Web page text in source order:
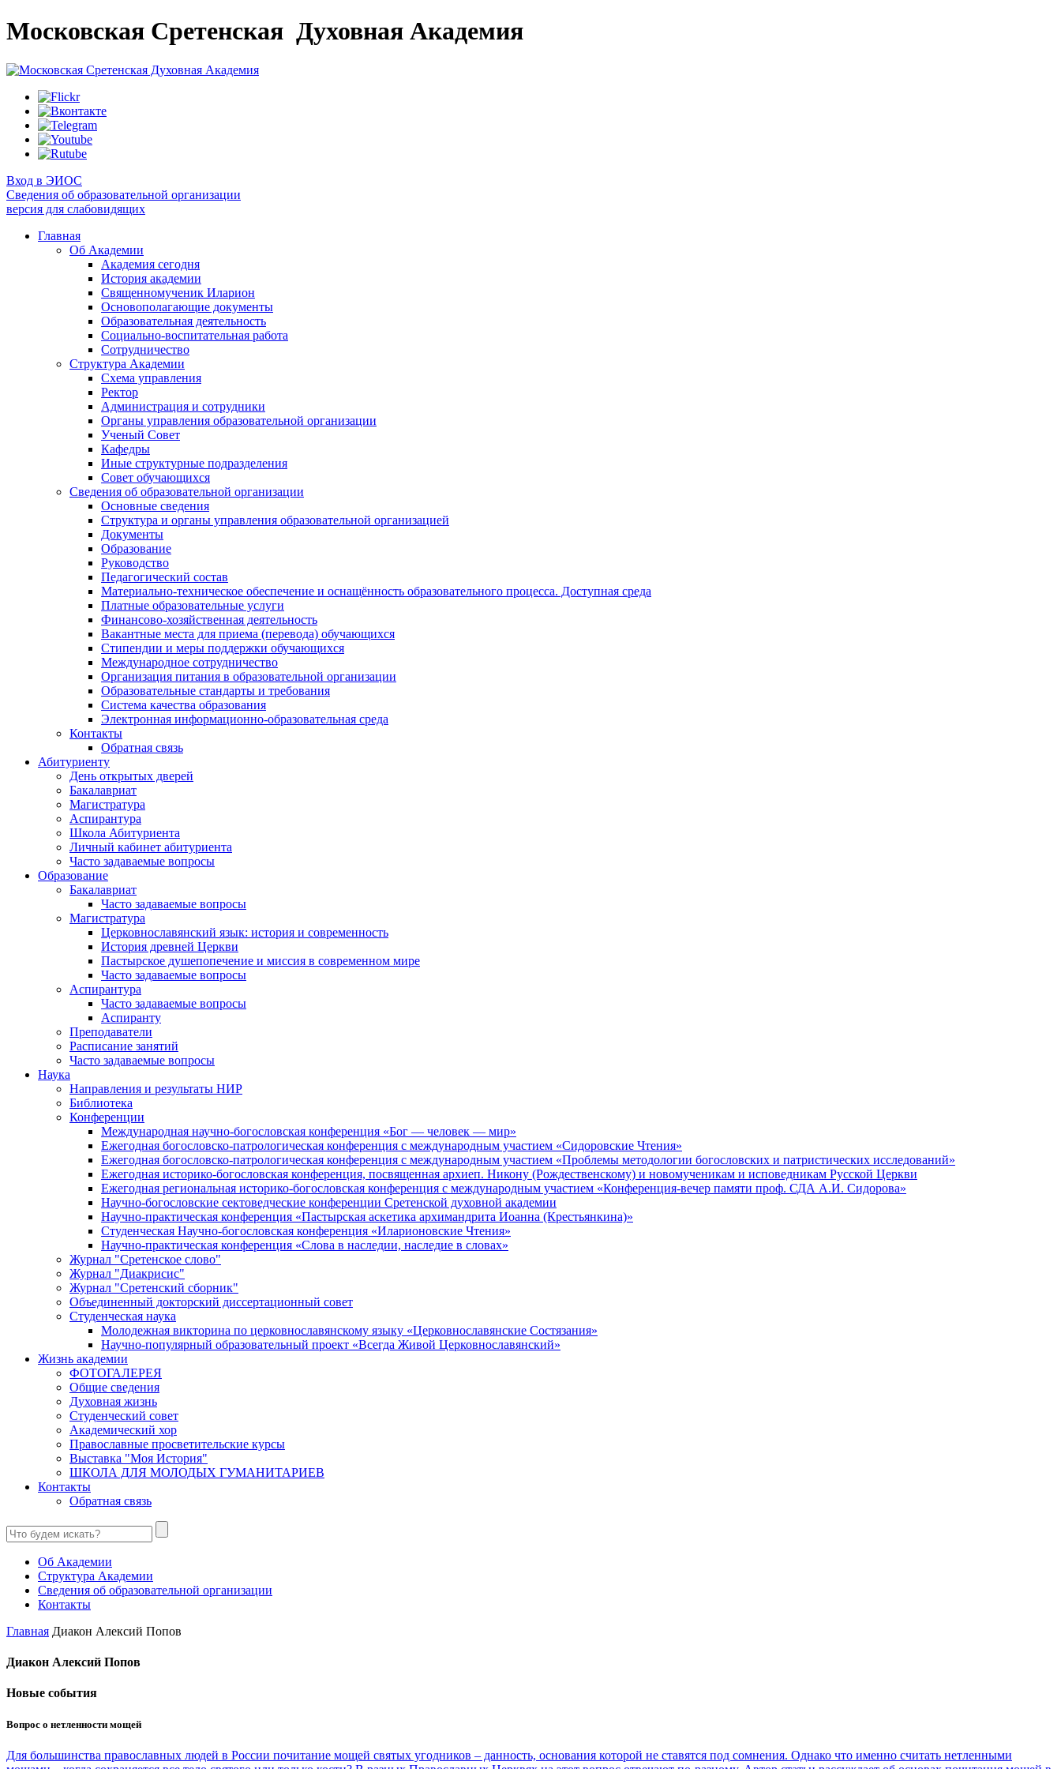
Московская Сретенская Духовная Академия
Вход в ЭИОС
Сведения об образовательной организации
версия для слабовидящих
Главная
Об Академии
Академия сегодня
История академии
Священномученик Иларион
Основополагающие документы
Образовательная деятельность
Социально-воспитательная работа
Сотрудничество
Структура Академии
Схема управления
Ректор
Администрация и сотрудники
Органы управления образовательной организации
Ученый Совет
Кафедры
Иные структурные подразделения
Совет обучающихся
Сведения об образовательной организации
Основные сведения
Структура и органы управления образовательной организацией
Документы
Образование
Руководство
Педагогический состав
Материально-техническое обеспечение и оснащённость образовательного процесса. Доступная среда
Платные образовательные услуги
Финансово-хозяйственная деятельность
Вакантные места для приема (перевода) обучающихся
Стипендии и меры поддержки обучающихся
Международное сотрудничество
Организация питания в образовательной организации
Образовательные стандарты и требования
Система качества образования
Электронная информационно-образовательная среда
Контакты
Обратная связь
Абитуриенту
День открытых дверей
Бакалавриат
Магистратура
Аспирантура
Школа Абитуриента
Личный кабинет абитуриента
Часто задаваемые вопросы
Образование
Бакалавриат
Часто задаваемые вопросы
Магистратура
Церковнославянский язык: история и современность
История древней Церкви
Пастырское душепопечение и миссия в современном мире
Часто задаваемые вопросы
Аспирантура
Часто задаваемые вопросы
Аспиранту
Преподаватели
Расписание занятий
Часто задаваемые вопросы
Наука
Направления и результаты НИР
Библиотека
Конференции
Международная научно-богословская конференция «Бог — человек — мир»
Ежегодная богословско-патрологическая конференция с международным участием «Сидоровские Чтения»
Ежегодная богословско-патрологическая конференция с международным участием «Проблемы методологии богословских и патристических исследований»
Ежегодная историко-богословская конференция, посвященная архиеп. Никону (Рождественскому) и новомученикам и исповедникам Русской Церкви
Ежегодная региональная историко-богословская конференция с международным участием «Конференция-вечер памяти проф. СДА А.И. Сидорова»
Научно-богословские сектоведческие конференции Сретенской духовной академии
Научно-практическая конференция «Пастырская аскетика архимандрита Иоанна (Крестьянкина)»
Студенческая Научно-богословская конференция «Иларионовские Чтения»
Научно-практическая конференция «Cлова в наследии, наследие в словах»
Журнал "Сретенское слово"
Журнал "Диакрисис"
Журнал "Сретенский сборник"
Объединенный докторский диссертационный совет
Студенческая наука
Молодежная викторина по церковнославянскому языку «Церковнославянские Состязания»
Научно-популярный образовательный проект «Всегда Живой Церковнославянский»
Жизнь академии
ФОТОГАЛЕРЕЯ
Общие сведения
Духовная жизнь
Студенческий совет
Академический хор
Православные просветительские курсы
Выставка "Моя История"
ШКОЛА ДЛЯ МОЛОДЫХ ГУМАНИТАРИЕВ
Контакты
Обратная связь
Об Академии
Структура Академии
Сведения об образовательной организации
Контакты
Главная Диакон Алексий Попов
Диакон Алексий Попов
Новые события
Вопрос о нетленности мощей
Для большинства православных людей в России почитание мощей святых угодников – данность, основания которой не ставятся под сомнения. Однако что именно считать нетленными